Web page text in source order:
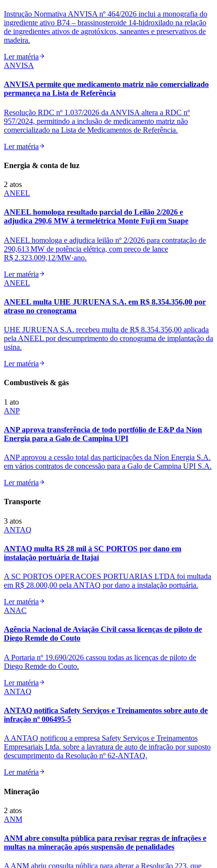
Instrução Normativa ANVISA nº 464/2026 inclui a monografia do
ingrediente ativo B74 – brassinosteroide 14‑hidroxilado na relação
de ingredientes ativos de agrotóxicos, saneantes e preservativos de
madeira.
Ler matéria
ANVISA
ANVISA permite que medicamento matriz não comercializado
permaneça na Lista de Referência
Resolução RDC nº 1.037/2026 da ANVISA altera a RDC nº
957/2024, permitindo a inclusão de medicamento matriz não
comercializado na Lista de Medicamentos de Referência.
Ler matéria
Energia & conta de luz
2 atos
ANEEL
ANEEL homologa resultado parcial do Leilão 2/2026 e
adjudica 290,6 MW à termelétrica Monte Fuji em Suape
ANEEL homologa e adjudica leilão nº 2/2026 para contratação de
290,613 MW de potência elétrica, com preço de lance
R$ 2.323.009,12/MW·ano.
Ler matéria
ANEEL
ANEEL multa UHE JURUENA S.A. em R$ 8.354.356,00 por
atraso no cronograma
UHE JURUENA S.A. recebeu multa de R$ 8.354.356,00 aplicada
pela ANEEL por descumprimento do cronograma de implantação da
usina.
Ler matéria
Combustíveis & gás
1 ato
ANP
ANP aprova transferência de todo portfólio de E&P da Níon
Energia para a Galo de Campina UPI
ANP aprovou a cessão total das participações da Níon Energia S.A.
em vários contratos de concessão para a Galo de Campina UPI S.A.
Ler matéria
Transporte
3 atos
ANTAQ
ANTAQ multa R$ 28 mil à SC PORTOS por dano em
instalação portuária de Itajaí
A SC PORTOS OPERACOES PORTUARIAS LTDA foi multada
em R$ 28.000,00 pela ANTAQ por dano a instalação portuária.
Ler matéria
ANAC
Agência Nacional de Aviação Civil cassa licenças de piloto de
Diego Remde do Couto
A Portaria nº 19.690/2026 cassou todas as licenças de piloto de
Diego Remde do Couto.
Ler matéria
ANTAQ
ANTAQ notifica Safety Serviços e Treinamentos sobre auto de
infração nº 006495-5
A ANTAQ notificou a empresa Safety Serviços e Treinamentos
Empresariais Ltda. sobre a lavratura de auto de infração por suposto
descumprimento da Resolução nº 62-ANTAQ.
Ler matéria
Mineração
2 atos
ANM
ANM abre consulta pública para revisar regras de infrações e
multas na mineração após suspensão de penalidades
A ANM abriu consulta pública para alterar a Resolução 223, que